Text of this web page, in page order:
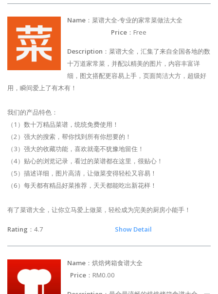
Name ：菜谱大全-专业的家常菜做法大全
Price ：Free
Description ：菜谱大全，汇集了来自全国各地的数
十万道家常菜，并配以精美的图片，内容丰富详
细，图文搭配更容易上手，页面简洁大方，超级好
用，瞬间爱上了有木有！
我们的产品特色：
（1）数十万精品菜谱，统统免费使用！
（2）强大的搜索，帮你找到所有你想要的！
（3）强大的收藏功能，喜欢就毫不犹豫地留住！
（4）贴心的浏览记录，看过的菜谱都在这里，很贴心！
（5）描述详细，图片高清，让做菜变得轻松又容易！
（6）每天都有精品好菜推荐，天天都能吃出新花样！
有了菜谱大全，让你立马爱上做菜，轻松成为完美的厨房小能手！
Rating ：4.7 Show Detail
Name ：烘焙烤箱食谱大全
Price ：RM0.00